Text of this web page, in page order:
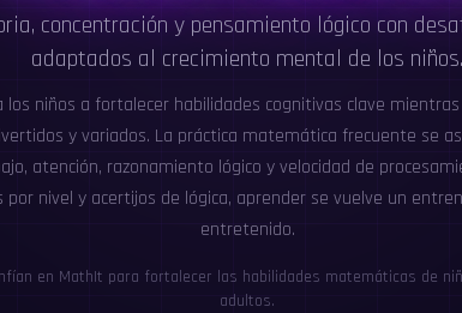
concentración y pensamiento lógico con
adaptados al crecimiento mental de los niños.
los niños a fortalecer habilidades cognitivas clave
y variados. La práctica matemática frecuente se
atención, razonamiento lógico y velocidad de
por nivel y acertijos de lógica, aprender se vuelve un
entretenido.
en MathIt para fortalecer las habilidades matemáticas de
adultos.